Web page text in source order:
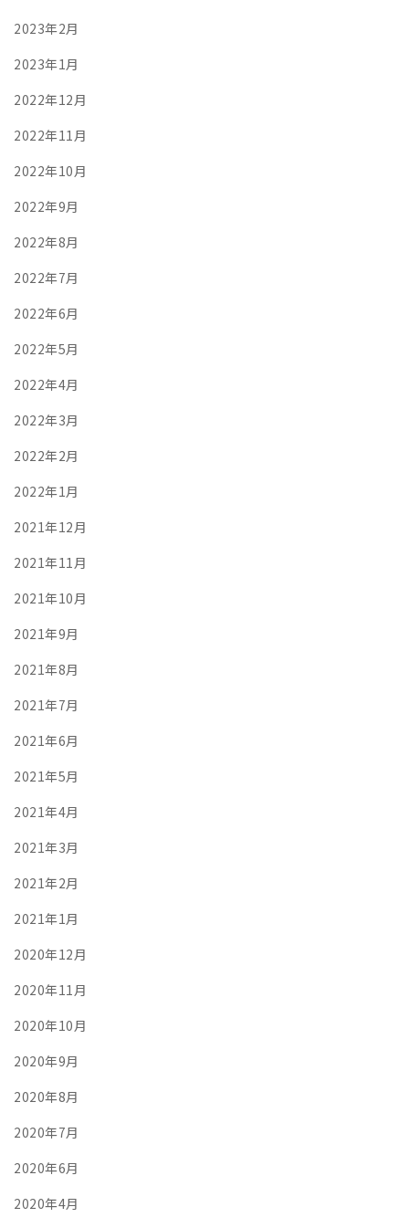
2023年2月
2023年1月
2022年12月
2022年11月
2022年10月
2022年9月
2022年8月
2022年7月
2022年6月
2022年5月
2022年4月
2022年3月
2022年2月
2022年1月
2021年12月
2021年11月
2021年10月
2021年9月
2021年8月
2021年7月
2021年6月
2021年5月
2021年4月
2021年3月
2021年2月
2021年1月
2020年12月
2020年11月
2020年10月
2020年9月
2020年8月
2020年7月
2020年6月
2020年4月